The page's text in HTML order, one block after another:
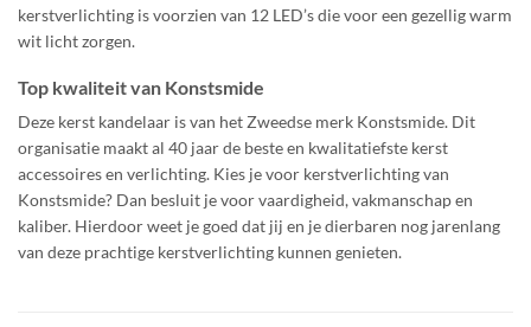
kerstverlichting is voorzien van 12 LED’s die voor een gezellig warm
wit licht zorgen.
Top kwaliteit van Konstsmide
Deze kerst kandelaar is van het Zweedse merk Konstsmide. Dit
organisatie maakt al 40 jaar de beste en kwalitatiefste kerst
accessoires en verlichting. Kies je voor kerstverlichting van
Konstsmide? Dan besluit je voor vaardigheid, vakmanschap en
kaliber. Hierdoor weet je goed dat jij en je dierbaren nog jarenlang
van deze prachtige kerstverlichting kunnen genieten.